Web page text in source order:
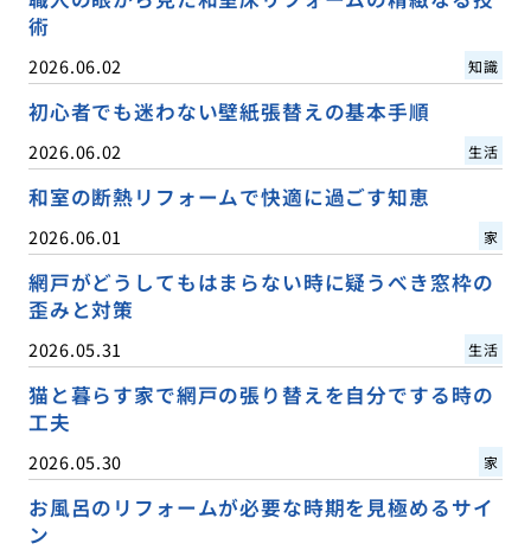
術
2026.06.02 知識
初心者でも迷わない壁紙張替えの基本手順
2026.06.02 生活
和室の断熱リフォームで快適に過ごす知恵
2026.06.01 家
網戸がどうしてもはまらない時に疑うべき窓枠の
歪みと対策
2026.05.31 生活
猫と暮らす家で網戸の張り替えを自分でする時の
工夫
2026.05.30 家
お風呂のリフォームが必要な時期を見極めるサイ
ン